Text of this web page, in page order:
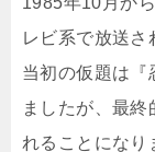
レビ系で放送さ
当初の仮題は『
ましたが、最
れることになり